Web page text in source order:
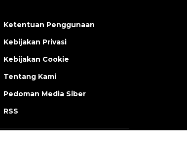
Ketentuan Penggunaan
Kebijakan Privasi
Kebijakan Cookie
Tentang Kami
Pedoman Media Siber
RSS